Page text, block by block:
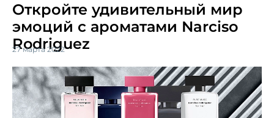
Откройте удивительный мир
эмоций с ароматами Narciso
Rodriguez
27 марта 2022